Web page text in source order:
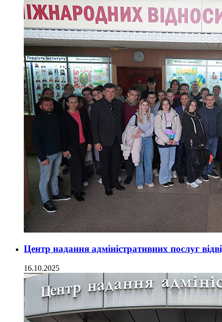
Центр надання адміністративних послуг
16.10.2025